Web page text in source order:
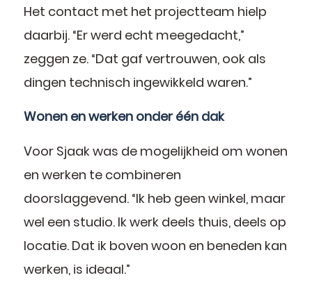
Het contact met het projectteam hielp
daarbij. “Er werd echt meegedacht,”
zeggen ze. “Dat gaf vertrouwen, ook als
dingen technisch ingewikkeld waren.”
Wonen en werken onder één dak
Voor Sjaak was de mogelijkheid om wonen
en werken te combineren
doorslaggevend. “Ik heb geen winkel, maar
wel een studio. Ik werk deels thuis, deels op
locatie. Dat ik boven woon en beneden kan
werken, is ideaal.”